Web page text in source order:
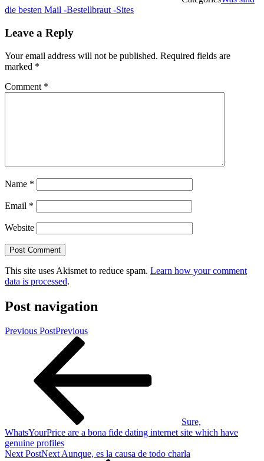
die besten Mail -Bestellbraut -Sites
Leave a Reply
Your email address will not be published. Required fields are
marked *
Comment *
Name *
Email *
Website
This site uses Akismet to reduce spam. Learn how your comment
data is processed.
Post navigation
Previous PostPrevious
Sure,
WhatsYourPrice are a bona fide dating internet site which have
genuine profiles
Next PostNextAunque, es la causa de todo charla